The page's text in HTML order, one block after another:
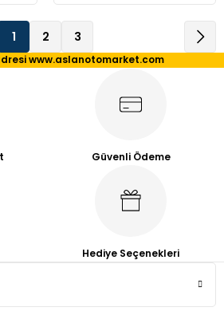
1 2 3
www.aslanotomarket.com
Güvenli Ödeme
Hediye Seçenekleri